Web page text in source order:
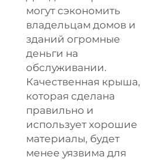
могут сэкономить
владельцам домов и
зданий огромные
деньги на
обслуживании.
Качественная крыша,
которая сделана
правильно и
использует хорошие
материалы, будет
менее уязвима для